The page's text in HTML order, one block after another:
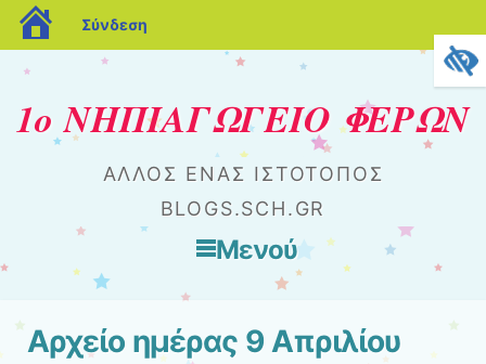
blogs.sch.gr
Σύνδεση
1ο ΝΗΠΙΑΓΩΓΕΙΟ ΦΕΡΩΝ
ΆΛΛΟΣ ΈΝΑΣ ΙΣΤΌΤΟΠΟΣ
BLOGS.SCH.GR
Μενού
Μετάβαση στο περιεχόμενο
Αρχείο ημέρας 9 Απριλίου